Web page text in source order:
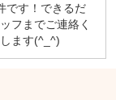
です！できるだ
フまでご連絡く
ます(^_^)